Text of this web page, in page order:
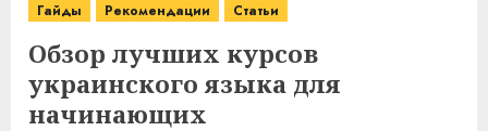
Гайды Рекомендации Статьи
Обзор лучших курсов
украинского языка для
начинающих